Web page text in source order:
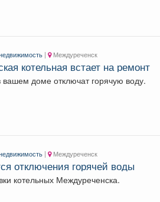
| Междуреченск
котельная встает на ремонт
вашем доме отключат горячую воду.
| Междуреченск
отключения горячей воды
котельных Междуреченска.